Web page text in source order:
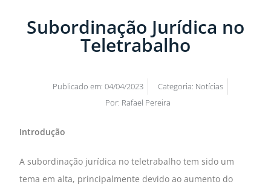
Subordinação Jurídica no
Teletrabalho
Publicado em: 04/04/2023 Categoria: Notícias
Por: Rafael Pereira
Introdução
A subordinação jurídica no teletrabalho tem sido um
tema em alta, principalmente devido ao aumento do